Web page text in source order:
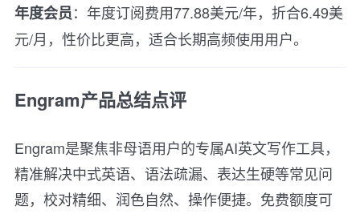
年度会员：年度订阅费用77.88美元/年，折合6.49美
元/月，性价比更高，适合长期高频使用用户。
Engram产品总结点评
Engram是聚焦非母语用户的专属AI英文写作工具，
精准解决中式英语、语法疏漏、表达生硬等常见问
题，校对精细、润色自然、操作便捷。免费额度可